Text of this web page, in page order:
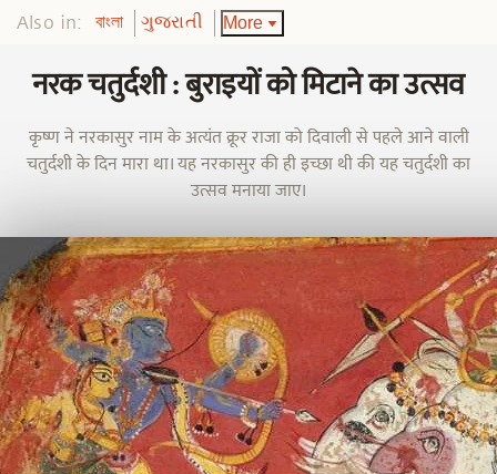
Also in: বাংলা ગુજરાતી More
नरक चतुर्दशी : बुराइयों को मिटाने का उत्सव
कृष्ण ने नरकासुर नाम के अत्यंत क्रूर राजा को दिवाली से पहले आने वाली
चतुर्दशी के दिन मारा था। यह नरकासुर की ही इच्छा थी की यह चतुर्दशी का
उत्सव मनाया जाए।